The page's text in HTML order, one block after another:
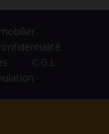
C.G.L.